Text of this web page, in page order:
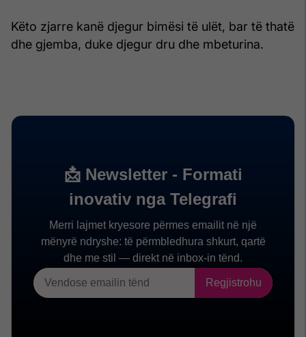
Këto zjarre kanë djegur bimësi të ulët, bar të thatë
dhe gjemba, duke djegur dru dhe mbeturina.